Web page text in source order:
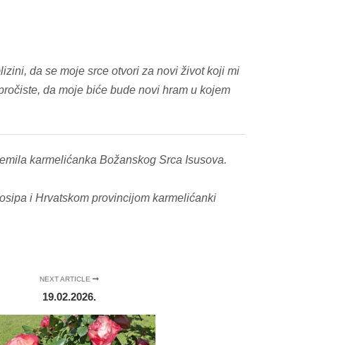
da se moje srce otvori za novi život koji mi
da moje biće bude novi hram u kojem
karmelićanka Božanskog Srca Isusova.
i Hrvatskom provincijom karmelićanki
NEXT ARTICLE
19.02.2026.